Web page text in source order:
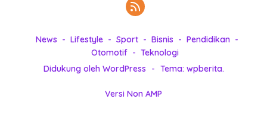
News Lifestyle Sport Bisnis
Pendidikan
Otomotif
Teknologi
Didukung oleh WordPress
- Tema: wpberita.
Versi Non AMP